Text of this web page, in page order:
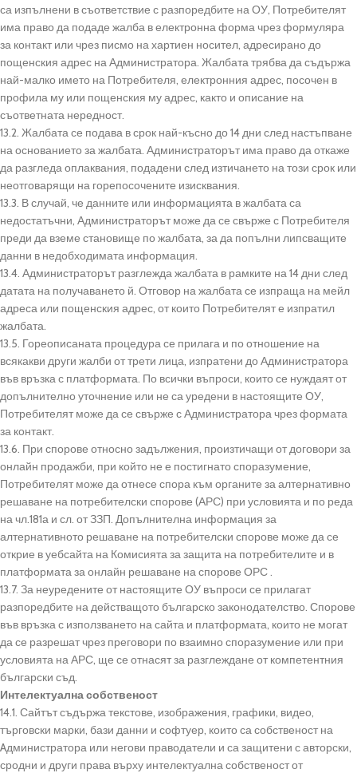
са изпълнени в съответствие с разпоредбите на ОУ, Потребителят
има право да подаде жалба в електронна форма чрез формуляра
за контакт или чрез писмо на хартиен носител, адресирано до
пощенския адрес на Администратора. Жалбата трябва да съдържа
най-малко името на Потребителя, електронния адрес, посочен в
профила му или пощенския му адрес, както и описание на
съответната нередност.
13.2. Жалбата се подава в срок най-късно до 14 дни след настъпване
на основанието за жалбата. Администраторът има право да откаже
да разгледа оплаквания, подадени след изтичането на този срок или
неотговарящи на горепосочените изисквания.
13.3. В случай, че данните или информацията в жалбата са
недостатъчни, Администраторът може да се свърже с Потребителя
преди да вземе становище по жалбата, за да попълни липсващите
данни в недобходимата информация.
13.4. Администраторът разглежда жалбата в рамките на 14 дни след
датата на получаването й. Отговор на жалбата се изпраща на мейл
адреса или пощенския адрес, от които Потребителят е изпратил
жалбата.
13.5. Гореописаната процедура се прилага и по отношение на
всякакви други жалби от трети лица, изпратени до Администратора
във връзка с платформата. По всички въпроси, които се нуждаят от
допълнително уточнение или не са уредени в настоящите ОУ,
Потребителят може да се свърже с Администратора чрез формата
за контакт.
13.6. При спорове относно задължения, произтичащи от договори за
онлайн продажби, при който не е постигнато споразумение,
Потребителят може да отнесе спора към органите за алтернативно
решаване на потребителски спорове (АРС) при условията и по реда
на чл.181а и сл. от ЗЗП. Допълнителна информация за
алтернативното решаване на потребителски спорове може да се
открие в уебсайта на Комисията за защита на потребителите и в
платформата за онлайн решаване на спорове ОРС .
13.7. За неуредените от настоящите ОУ въпроси се прилагат
разпоредбите на действащото българско законодателство. Спорове
във връзка с използването на сайта и платформата, които не могат
да се разрешат чрез преговори по взаимно споразумение или при
условията на АРС, ще се отнасят за разглеждане от компетентния
български съд.
Интелектуална собственост
14.1. Сайтът съдържа текстове, изображения, графики, видео,
търговски марки, бази данни и софтуер, които са собственост на
Aдминистратора или негови праводатели и са защитени с авторски,
сродни и други права върху интелектуална собственост от